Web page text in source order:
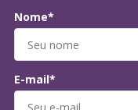
Nome*
E-mail*